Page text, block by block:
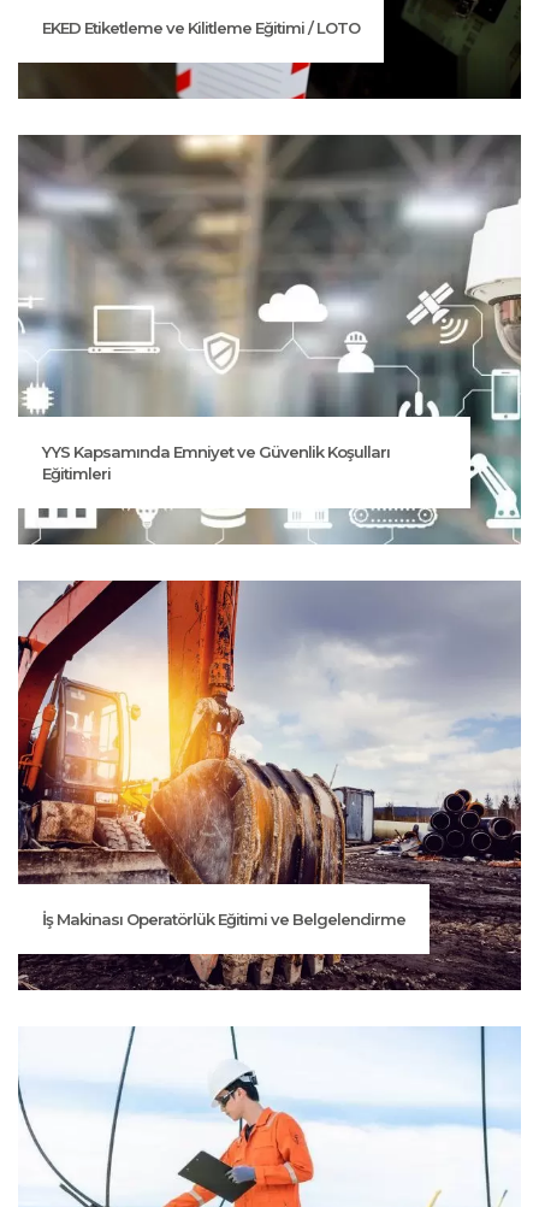
EKED Etiketleme ve Kilitleme Eğitimi / LOTO
YYS Kapsamında Emniyet ve Güvenlik Koşulları
Eğitimleri
İş Makinası Operatörlük Eğitimi ve Belgelendirme